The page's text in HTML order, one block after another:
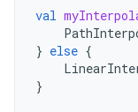
val
} else {
}